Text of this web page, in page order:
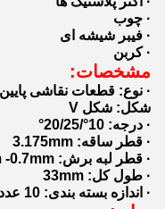
· چوب
· فیبر شیشه ای
· کربن
مشخصات:
· نوع: قطعات نقاشی
شکل: شکل V
· درجه: 10°/20/25°
· قطر ساقه: 3.175mm
· قطر لبه برش: 0.1mm -0.7mm
· طول کل: 33mm
· اندازه بسته بندی: 10 عدد